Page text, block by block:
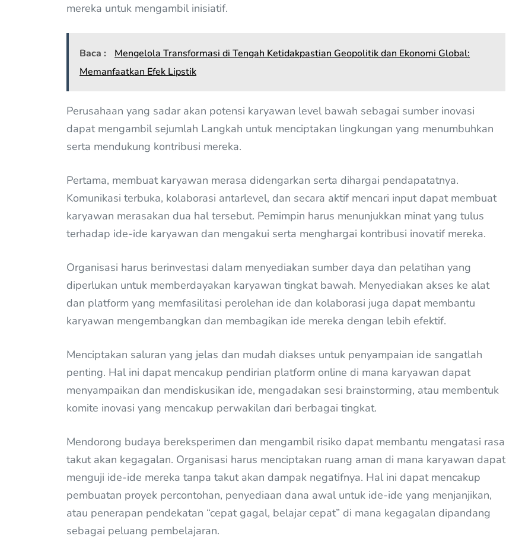
mereka untuk mengambil inisiatif.
Baca :
Mengelola Transformasi di Tengah Ketidakpastian Geopolitik dan Ekonomi Global:
Memanfaatkan Efek Lipstik
Perusahaan yang sadar akan potensi karyawan level bawah sebagai sumber inovasi
dapat mengambil sejumlah Langkah untuk menciptakan lingkungan yang menumbuhkan
serta mendukung kontribusi mereka.
Pertama, membuat karyawan merasa didengarkan serta dihargai pendapatatnya.
Komunikasi terbuka, kolaborasi antarlevel, dan secara aktif mencari input dapat membuat
karyawan merasakan dua hal tersebut. Pemimpin harus menunjukkan minat yang tulus
terhadap ide-ide karyawan dan mengakui serta menghargai kontribusi inovatif mereka.
Organisasi harus berinvestasi dalam menyediakan sumber daya dan pelatihan yang
diperlukan untuk memberdayakan karyawan tingkat bawah. Menyediakan akses ke alat
dan platform yang memfasilitasi perolehan ide dan kolaborasi juga dapat membantu
karyawan mengembangkan dan membagikan ide mereka dengan lebih efektif.
Menciptakan saluran yang jelas dan mudah diakses untuk penyampaian ide sangatlah
penting. Hal ini dapat mencakup pendirian platform online di mana karyawan dapat
menyampaikan dan mendiskusikan ide, mengadakan sesi brainstorming, atau membentuk
komite inovasi yang mencakup perwakilan dari berbagai tingkat.
Mendorong budaya bereksperimen dan mengambil risiko dapat membantu mengatasi rasa
takut akan kegagalan. Organisasi harus menciptakan ruang aman di mana karyawan dapat
menguji ide-ide mereka tanpa takut akan dampak negatifnya. Hal ini dapat mencakup
pembuatan proyek percontohan, penyediaan dana awal untuk ide-ide yang menjanjikan,
atau penerapan pendekatan “cepat gagal, belajar cepat” di mana kegagalan dipandang
sebagai peluang pembelajaran.